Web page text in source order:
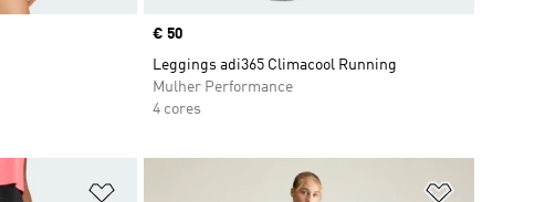
Price
€ 50
Leggings adi365 Climacool Running
Mulher Performance
4 cores
Adicionar à Lista de Desejos